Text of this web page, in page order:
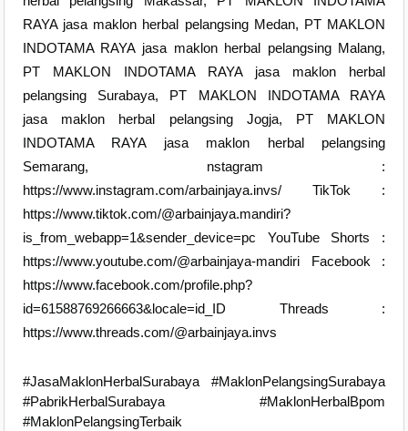
RAYA jasa maklon herbal pelangsing Medan, PT MAKLON
INDOTAMA RAYA jasa maklon herbal pelangsing Malang,
PT MAKLON INDOTAMA RAYA jasa maklon herbal
pelangsing Surabaya, PT MAKLON INDOTAMA RAYA
jasa maklon herbal pelangsing Jogja, PT MAKLON
INDOTAMA RAYA jasa maklon herbal pelangsing
Semarang, nstagram :
https://www.instagram.com/arbainjaya.invs/ TikTok :
https://www.tiktok.com/@arbainjaya.mandiri?
is_from_webapp=1&sender_device=pc YouTube Shorts :
https://www.youtube.com/@arbainjaya-mandiri Facebook :
https://www.facebook.com/profile.php?
id=61588769266663&locale=id_ID Threads :
https://www.threads.com/@arbainjaya.invs
#JasaMaklonHerbalSurabaya #MaklonPelangsingSurabaya
#PabrikHerbalSurabaya #MaklonHerbalBpom
#MaklonPelangsingTerbaik